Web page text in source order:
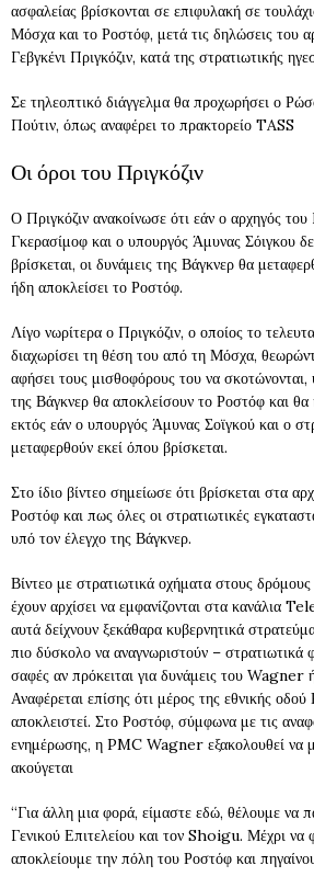
ασφαλείας βρίσκονται σε επιφυλακή σε
Μόσχα και το Ροστόφ, μετά τις δηλώσεις του
Γεβγκένι Πριγκόζιν, κατά της στρατιωτικής
Σε τηλεοπτικό διάγγελμα θα προχωρήσει ο
Πούτιν, όπως αναφέρει το πρακτορείο TASS
Οι όροι του Πριγκόζιν
Ο Πριγκόζιν ανακοίνωσε ότι εάν ο αρχηγός του
Γκερασίμοφ και ο υπουργός Άμυνας Σόιγκου
βρίσκεται, οι δυνάμεις της Βάγκνερ θα
ήδη αποκλείσει το Ροστόφ.
Λίγο νωρίτερα ο Πριγκόζιν, ο οποίος το
διαχωρίσει τη θέση του από τη Μόσχα,
αφήσει τους μισθοφόρους του να σκοτώνονται,
της Βάγκνερ θα αποκλείσουν το Ροστόφ και
εκτός εάν ο υπουργός Άμυνας Σοϊγκού και ο
μεταφερθούν εκεί όπου βρίσκεται.
Στο ίδιο βίντεο σημείωσε ότι βρίσκεται στα
Ροστόφ και πως όλες οι στρατιωτικές
υπό τον έλεγχο της Βάγκνερ.
Βίντεο με στρατιωτικά οχήματα στους
έχουν αρχίσει να εμφανίζονται στα κανάλια
αυτά δείχνουν ξεκάθαρα κυβερνητικά
πιο δύσκολο να αναγνωριστούν – στρατιωτικά
σαφές αν πρόκειται για δυνάμεις του Wagner
Αναφέρεται επίσης ότι μέρος της εθνικής
αποκλειστεί. Στο Ροστόφ, σύμφωνα με τις
ενημέρωσης, η PMC Wagner εξακολουθεί να
ακούγεται
“Για άλλη μια φορά, είμαστε εδώ, θέλουμε να
Γενικού Επιτελείου και τον Shoigu. Μέχρι να
αποκλείουμε την πόλη του Ροστόφ και